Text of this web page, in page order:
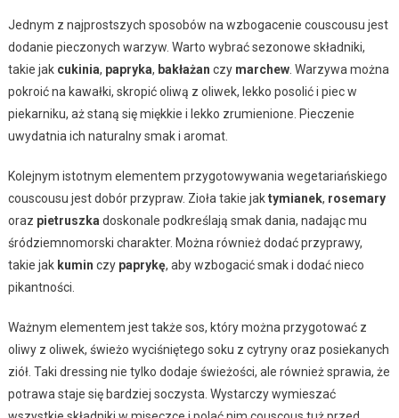
Jednym z najprostszych sposobów na wzbogacenie couscousu jest
dodanie pieczonych warzyw. Warto wybrać sezonowe składniki,
takie jak cukinia, papryka, bakłażan czy marchew. Warzywa można
pokroić na kawałki, skropić oliwą z oliwek, lekko posolić i piec w
piekarniku, aż staną się miękkie i lekko zrumienione. Pieczenie
uwydatnia ich naturalny smak i aromat.
Kolejnym istotnym elementem przygotowywania wegetariańskiego
couscousu jest dobór przypraw. Zioła takie jaktymianek, rosemary
oraz pietruszka doskonale podkreślają smak dania, nadając mu
śródziemnomorski charakter. Można również dodać przyprawy,
takie jak kumin czy paprykę, aby wzbogacić smak i dodać nieco
pikantności.
Ważnym elementem jest także sos, który można przygotować z
oliwy z oliwek, świeżo wyciśniętego soku z cytryny oraz posiekanych
ziół. Taki dressing nie tylko dodaje świeżości, ale również sprawia, że
potrawa staje się bardziej soczysta. Wystarczy wymieszać